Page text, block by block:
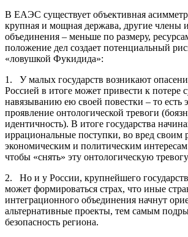
В ЕАЭС существует объективная
крупная и мощная держава, другие члены
объединения – меньше по размеру,
положение дел создает потенциальный
«ловушкой Фукидида»:
1. У малых государств возникают
Россией в итоге может привести к потере
навязыванию ею своей повестки – то есть
проявление онтологической тревоги
идентичность). В итоге государства
иррациональные поступки, во вред своим
экономическим и политическим интересам
чтобы «снять» эту онтологическую
2. Но и у России, крупнейшего
может формироваться страх, что иные
интеграционного объединения начнут
альтернативные проекты, тем самым
безопасность региона.